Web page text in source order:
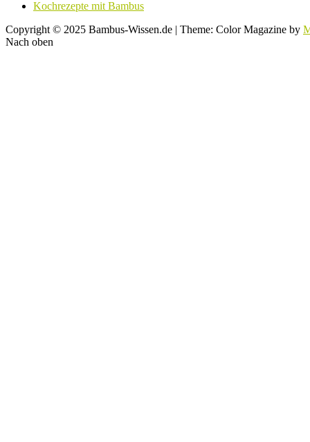
Kochrezepte mit Bambus
Copyright © 2025 Bambus-Wissen.de | Theme: Color Magazine by
Nach oben